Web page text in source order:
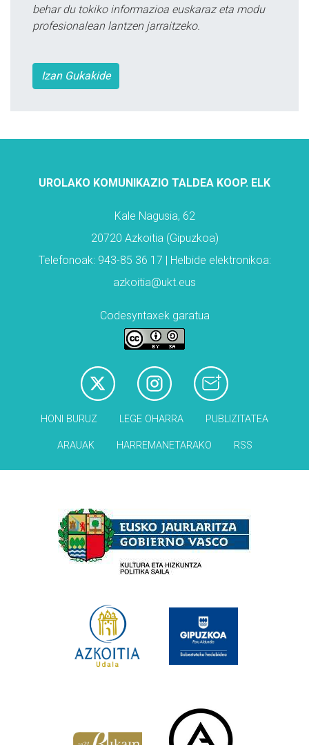
behar du tokiko informazioa euskaraz eta modu
profesionalean lantzen jarraitzeko.
Izan Gukakide
UROLAKO KOMUNIKAZIO TALDEA KOOP. ELK
Kale Nagusia, 62
20720 Azkoitia (Gipuzkoa)
Telefonoak: 943-85 36 17 | Helbide elektronikoa:
azkoitia@ukt.eus
Codesyntaxek garatua
HONI BURUZ LEGE OHARRA PUBLIZITATEA
ARAUAK HARREMANETARAKO RSS